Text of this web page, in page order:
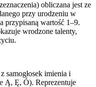
obliczana jest ze
przy urodzeniu w
przypisaną wartość 1–9.
wrodzone talenty,
samogłosek imienia i
Ą, Ę, Ó). Reprezentuje